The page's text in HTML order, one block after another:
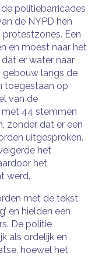
politiebarricades
de NYPD hen
Een
en moest naar het
er water naar
gebouw langs de
toegestaan ​​op
van de
met 44 stemmen
zonder dat er een
uitgesproken.
het
het
werd.
met de tekst
en hielden een
De politie
als ordelijk en
hoewel het